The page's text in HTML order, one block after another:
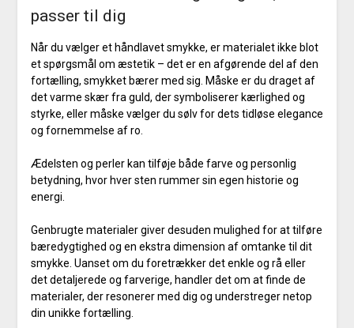
passer til dig
Når du vælger et håndlavet smykke, er materialet ikke blot
et spørgsmål om æstetik – det er en afgørende del af den
fortælling, smykket bærer med sig. Måske er du draget af
det varme skær fra guld, der symboliserer kærlighed og
styrke, eller måske vælger du sølv for dets tidløse elegance
og fornemmelse af ro.
Ædelsten og perler kan tilføje både farve og personlig
betydning, hvor hver sten rummer sin egen historie og
energi.
Genbrugte materialer giver desuden mulighed for at tilføre
bæredygtighed og en ekstra dimension af omtanke til dit
smykke. Uanset om du foretrækker det enkle og rå eller
det detaljerede og farverige, handler det om at finde de
materialer, der resonerer med dig og understreger netop
din unikke fortælling.